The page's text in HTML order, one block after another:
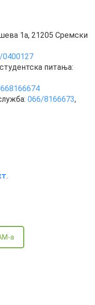
1а, 21205 Сремски
0400127
питања:
066/8166673,
.
a